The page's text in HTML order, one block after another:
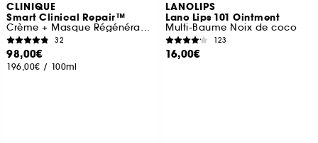
CLINIQUE
Smart Clinical Repair™
Crème + Masque Régénérant Nuit
32
98,00€
196,00€ / 100ml
LANOLIPS
Lano Lips 101 Ointment
Multi-Baume Noix de coco
123
16,00€